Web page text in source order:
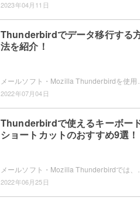
2023年04月11日
Thunderbirdでデータ移行する
法を紹介！
2022年07月04日
Thunderbirdで使えるキーボー
ショートカットのおすすめ9選！
2022年06月25日